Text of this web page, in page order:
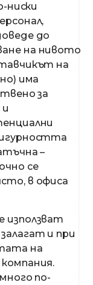
ниски
до
на нивото
на
има
за
–
се
в офиса
използват
и при
на
по-